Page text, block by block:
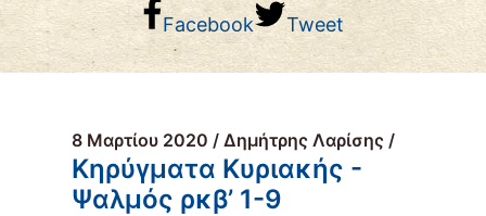
Facebook Tweet
8 Μαρτίου 2020 / Δημήτρης Λαρίσης /
Κηρύγματα Κυριακής -
Ψαλμός ρκβ’ 1-9